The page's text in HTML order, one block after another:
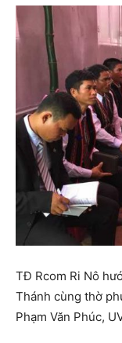
TĐ Rcom Ri Nô
Thánh cùng thờ
Phạm Văn Phúc,